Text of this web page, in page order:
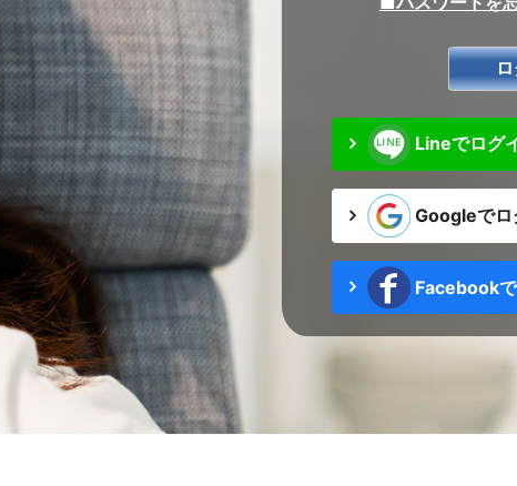
Lineでログ
Googleでロ
Facebook